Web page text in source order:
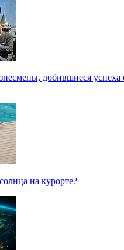
добившиеся успеха
на курорте?